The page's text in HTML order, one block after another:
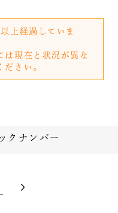
上経過していま
は現在と状況が異な
ださい。
クナンバー